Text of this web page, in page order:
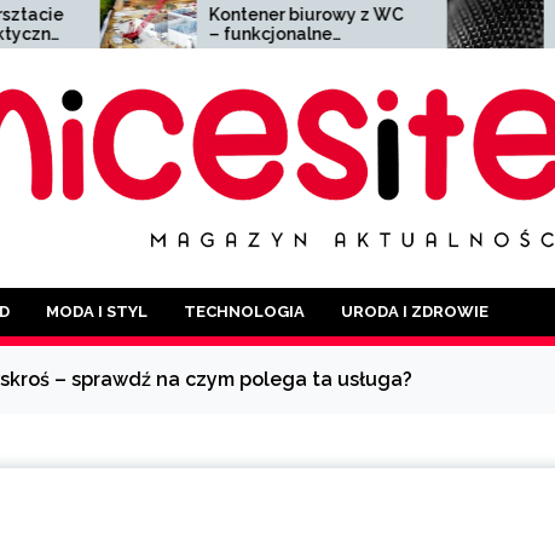
Kontener biurowy z WC
– funkcjonalne
rozwiązanie dla każdej
Siatka zgrzewana
wszechstronny
o szerokim
MODA I STYL TECHNOLOGIA URODA I ZDROWIE
– sprawdź na czym polega ta usługa?